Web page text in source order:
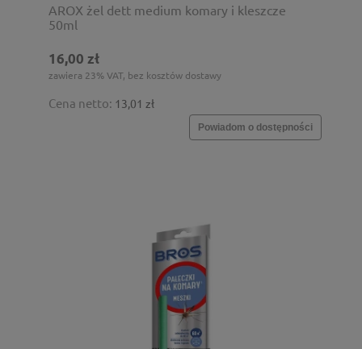
AROX żel dett medium komary i kleszcze
50ml
16,00 zł
zawiera 23% VAT, bez kosztów dostawy
Cena netto: 13,01 zł
Powiadom o dostępności